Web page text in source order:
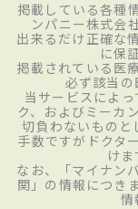
掲載している各種
ンパニー株式会
出来るだけ正確な
に保
掲載されている医
必ず該当の
当サービスによ
ク、およびミーカ
切負わないものと
手数ですがドクタ
け
なお、「マイナン
関」の情報につき
情